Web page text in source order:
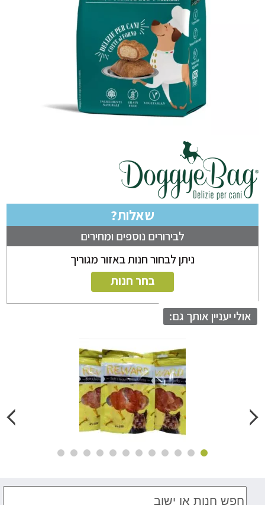
שאלות?
לבירורים נוספים ומחירים
ניתן לבחור חנות באזור מגוריך
בחר חנות
יעניין אותך גם: